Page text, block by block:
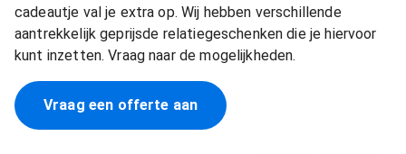
cadeautje val je extra op. Wij hebben verschillende
aantrekkelijk geprijsde relatiegeschenken die je hiervoor
kunt inzetten. Vraag naar de mogelijkheden.
Vraag een offerte aan